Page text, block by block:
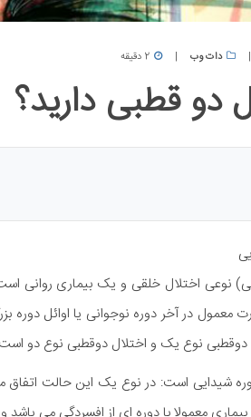
دات وب 2 دقیقه
دو قطبی دارید؟
نوعی اختلال خلقی و یک بیماری روانی
در آخر دوره نوجوانی یا اوائل دوره
دوقطبی نوع یک و اختلال دوقطبی نوع دو
شیدایی است: در نوع یک این حالت اتفاق